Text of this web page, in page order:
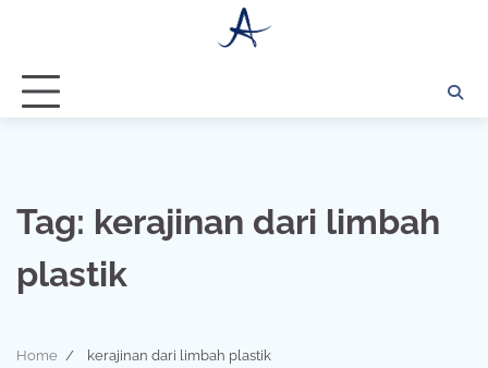
Tag: kerajinan dari limbah
plastik
Home kerajinan dari limbah plastik